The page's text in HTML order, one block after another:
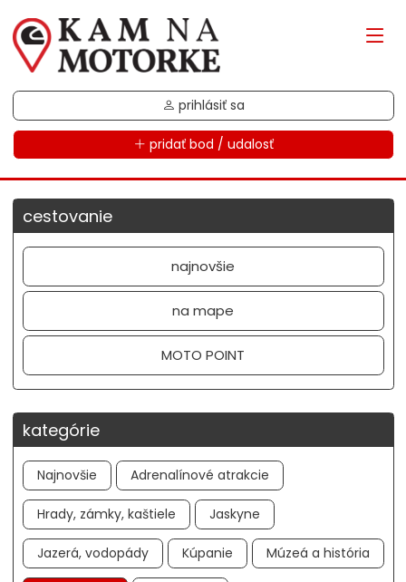
prihlásiť sa
pridať bod / udalosť
cestovanie
najnovšie
na mape
MOTO POINT
kategórie
Najnovšie Adrenalínové atrakcie
Hrady, zámky, kaštiele Jaskyne
Jazerá, vodopády Kúpanie Múzeá a história